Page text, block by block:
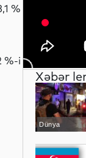
%
%-i
Xəbər
Dünya